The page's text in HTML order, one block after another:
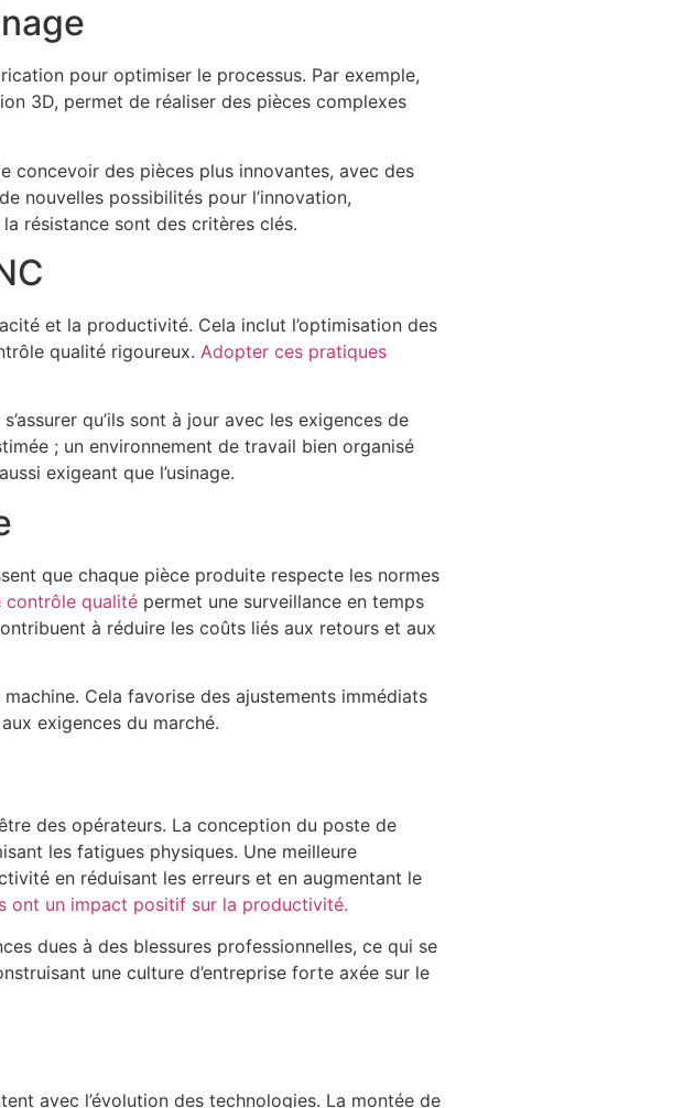
pour optimiser le processus. Par exemple,
3D, permet de réaliser des pièces complexes
concevoir des pièces plus innovantes, avec des
nouvelles possibilités pour l’innovation,
résistance sont des critères clés.
et la productivité. Cela inclut l’optimisation des
qualité rigoureux. Adopter ces pratiques
qu’ils sont à jour avec les exigences de
; un environnement de travail bien organisé
exigeant que l’usinage.
que chaque pièce produite respecte les normes
contrôle qualité permet une surveillance en temps
à réduire les coûts liés aux retours et aux
Cela favorise des ajustements immédiats
exigences du marché.
des opérateurs. La conception du poste de
les fatigues physiques. Une meilleure
en réduisant les erreurs et en augmentant le
ont un impact positif sur la productivité.
dues à des blessures professionnelles, ce qui se
une culture d’entreprise forte axée sur le
avec l’évolution des technologies. La montée de